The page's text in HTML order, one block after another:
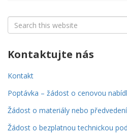
Search
for:
Kontaktujte nás
Kontakt
Poptávka – žádost o cenovou
Žádost o materiály nebo předvedení
Žádost o bezplatnou technickou